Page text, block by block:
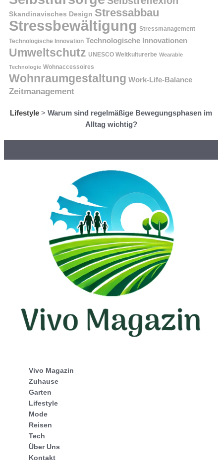
Skandinavisches Design Stressabbau
Stressbewältigung Stressmanagement
Technologische Innovation Technologische Innovationen
Umweltschutz UNESCO Weltkulturerbe Wearable
Technologie Wohnaccessoires
Wohnraumgestaltung Work-Life-Balance
Zeitmanagement
Lifestyle > Warum sind regelmäßige Bewegungsphasen im
Alltag wichtig?
Vivo Magazin
Zuhause
Garten
Lifestyle
Mode
Reisen
Tech
Über Uns
Kontakt